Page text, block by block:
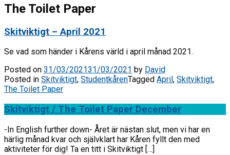
The Toilet Paper
Skitviktigt – April 2021
Se vad som händer i Kårens värld i april månad 2021.
Posted on 31/03/202131/03/2021 by David
Posted in Skitviktigt, StudentkårenTagged April , Skitviktigt,
The Toilet Paper
Skitviktigt / The Toilet Paper December
-In English further down- Året är nästan slut, men vi har en
härlig månad kvar och självklart har Kåren fyllt den med
aktiviteter för dig! Ta en titt i Skitviktigt […]